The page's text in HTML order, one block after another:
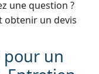
une question ?
obtenir un devis
pour un